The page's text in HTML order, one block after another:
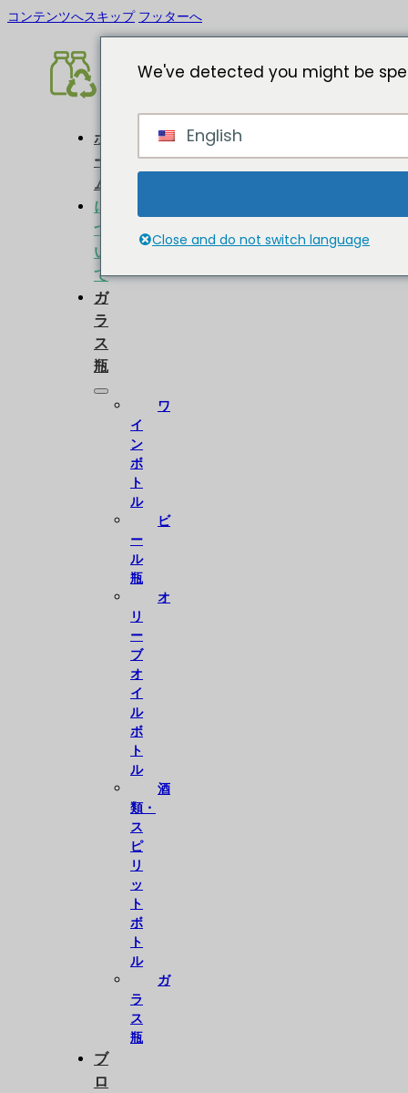
コンテンツへスキップ フッターへ
ホ
ー
ム
に
つ
い
て
ガ
ラ
ス
瓶
ワ
イ
ン
ボ
ト
ル
ビ
ー
ル
瓶
オ
リ
ー
ブ
オ
イ
ル
ボ
ト
ル
酒
類・
ス
ピ
リ
ッ
ト
ボ
ト
ル
ガ
ラ
ス
瓶
ブ
ロ
We've detected you might be
English
Close and do not switch language